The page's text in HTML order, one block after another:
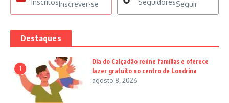
Inscritos Inscrever-se
SeguidoresSeguir
Destaques
1
Dia do Calçadão reúne famílias e oferece
lazer gratuito no centro de Londrina
agosto 8, 2026